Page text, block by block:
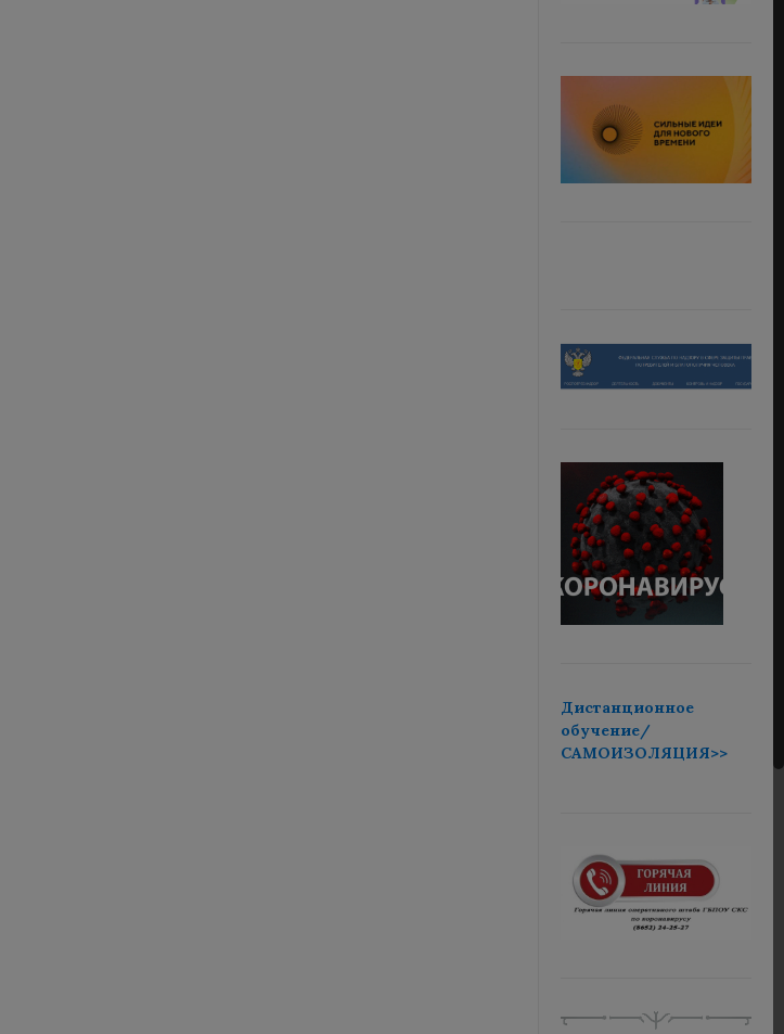
Дистанционное
обучение/
САМОИЗОЛЯЦИЯ>>